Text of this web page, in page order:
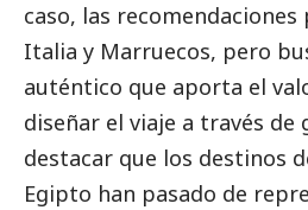
caso, las
Italia y Marruecos, pero
auténtico que aporta el
diseñar el viaje a través de
destacar que los destinos
Egipto han pasado de